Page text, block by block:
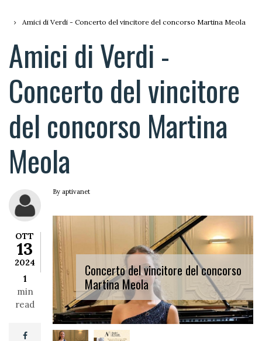
paneAmici di Verdi - Concerto del vincitore del concorso Martina Meola
Amici di Verdi -
Concerto del vincitore
del concorso Martina
Meola
OTT
13
2024
1
min
read
facebook
By aptivanet
Concerto del vincitore del concorso
Martina Meola